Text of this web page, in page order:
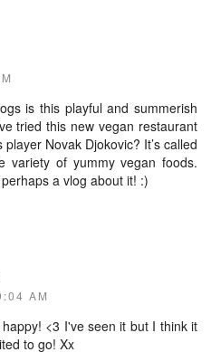
is this playful and summerish
tried this new vegan restaurant
Novak Djokovic? It’s called
variety of yummy vegan foods.
a vlog about it! :)
AM
<3 I've seen it but I think it
to go! Xx